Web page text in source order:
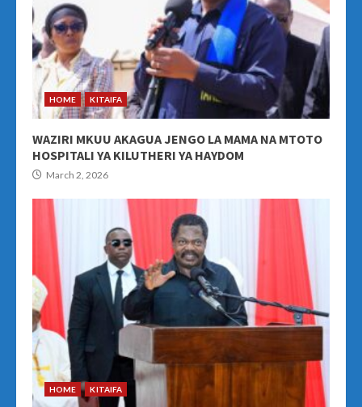
HOME KITAIFA
WAZIRI MKUU AKAGUA JENGO LA MAMA NA MTOTO
HOSPITALI YA KILUTHERI YA HAYDOM
March 2, 2026
HOME KITAIFA